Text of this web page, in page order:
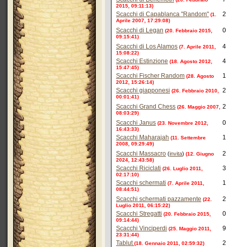
2015, 09:11:13)
Scacchi di Capablanca "Random" (1.
Aprile 2007, 17:29:08)
2
Scacchi di Legan (20. Febbraio 2015,
09:15:41)
0
Scacchi di Los Alamos (7. Aprile 2011,
15:08:22)
4
Scacchi Estinzione (18. Agosto 2012,
15:47:45)
4
Scacchi Fischer Random (28. Agosto
2012, 15:26:14)
1
Scacchi giapponesi (26. Febbraio 2010,
00:01:41)
2
Scacchi Grand Chess (26. Maggio 2007,
08:03:29)
2
Scacchi Janus (23. Novembre 2012,
16:43:33)
0
Scacchi Maharajah (11. Settembre
2008, 09:29:49)
1
Scacchi Massacro (invita) (12. Giugno
2024, 12:43:58)
Scacchi Riciclati (26. Luglio 2011,
02:17:10)
3
Scacchi schermati (7. Aprile 2011,
08:44:51)
1
Scacchi schermati pazzamente (22.
Luglio 2011, 06:15:22)
2
Scacchi Stregatti (20. Febbraio 2015,
09:14:44)
0
Scacchi Vinciperdi (25. Maggio 2011,
23:31:44)
9
Tablut(18. Gennaio 2011, 02:59:32)
2